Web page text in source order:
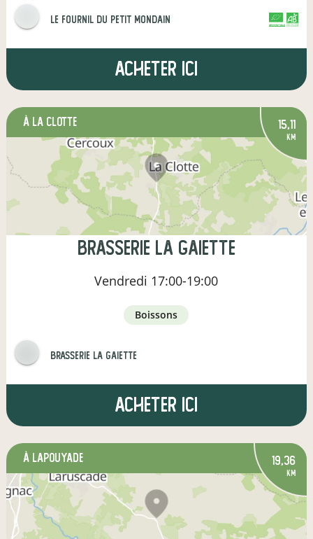
le fournil du petit mondain CERTIFIÉ PAR FR-BIO-01
AGRICULTURE FRANCE
Acheter ici
à La Clotte 15,11
km
Brasserie la gaiette
Vendredi 17:00-19:00
boissons
Brasserie la gaiette
Acheter ici
à Lapouyade 19,36
km